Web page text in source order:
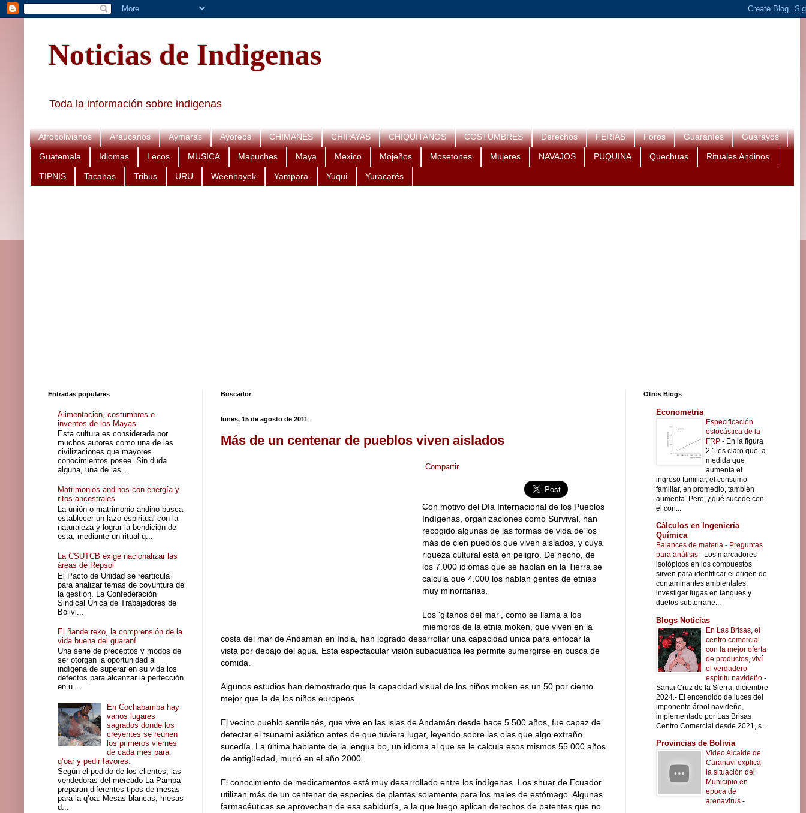
Noticias de Indigenas
Toda la información sobre indigenas
Afrobolivianos Araucanos Aymaras Ayoreos CHIMANES CHIPAYAS CHIQUITANOS COSTUMBRES Derechos FERIAS Foros Guaraníes Guarayos
Guatemala Idiomas Lecos MUSICA Mapuches Maya Mexico Mojeños Mosetones Mujeres NAVAJOS PUQUINA Quechuas Rituales Andinos
TIPNIS Tacanas Tribus URU Weenhayek Yampara Yuqui Yuracarés
Buscador
lunes, 15 de agosto de 2011
Más de un centenar de pueblos viven aislados
Compartir
Con motivo del Día Internacional de los Pueblos
Indígenas, organizaciones como Survival, han
recogido algunas de las formas de vida de los
más de cien pueblos que viven aislados, y cuya
riqueza cultural está en peligro. De hecho, de
los 7.000 idiomas que se hablan en la Tierra se
calcula que 4.000 los hablan gentes de etnias
muy minoritarias.
Los 'gitanos del mar', como se llama a los
miembros de la etnia moken, que viven en la
costa del mar de Andamán en India, han logrado desarrollar una capacidad única para enfocar la
vista por debajo del agua. Esta espectacular visión subacuática les permite sumergirse en busca de
comida.
Algunos estudios han demostrado que la capacidad visual de los niños moken es un 50 por ciento
mejor que la de los niños europeos.
El vecino pueblo sentilenés, que vive en las islas de Andamán desde hace 5.500 años, fue capaz de
detectar el tsunami asiático antes de que tuviera lugar, leyendo sobre las olas que algo extraño
sucedía. La última hablante de la lengua bo, un idioma al que se le calcula esos mismos 55.000 años
de antigüedad, murió en el año 2000.
El conocimiento de medicamentos está muy desarrollado entre los indígenas. Los shuar de Ecuador
utilizan más de un centenar de especies de plantas solamente para los males de estómago. Algunas
farmacéuticas se aprovechan de esa sabiduría, a la que luego aplican derechos de patentes que no
Entradas populares
Alimentación, costumbres e
inventos de los Mayas
Esta cultura es considerada por
muchos autores como una de las
civilizaciones que mayores
conocimientos posee. Sin duda
alguna, una de las...
Matrimonios andinos con energía y
ritos ancestrales
La unión o matrimonio andino busca
establecer un lazo espiritual con la
naturaleza y lograr la bendición de
esta, mediante un ritual q...
La CSUTCB exige nacionalizar las
áreas de Repsol
El Pacto de Unidad se rearticula
para analizar temas de coyuntura de
la gestión. La Confederación
Sindical Única de Trabajadores de
Bolivi...
El ñande reko, la comprensión de la
vida buena del guaraní
Una serie de preceptos y modos de
ser otorgan la oportunidad al
indígena de superar en su vida los
defectos para alcanzar la perfección
en u...
En Cochabamba hay
varios lugares
sagrados donde los
creyentes se reúnen
los primeros viernes
de cada mes para
q’oar y pedir favores.
Según el pedido de los clientes, las
vendedoras del mercado La Pampa
preparan diferentes tipos de mesas
para la q’oa. Mesas blancas, mesas
d...
Otros Blogs
Econometria
Especificación
estocástica de la
FRP - En la figura
2.1 es claro que, a
medida que
aumenta el
ingreso familiar, el consumo
familiar, en promedio, también
aumenta. Pero, ¿qué sucede con
el con...
Cálculos en Ingeniería
Química
Balances de materia - Preguntas
para análisis - Los marcadores
isotópicos en los compuestos
sirven para identificar el origen de
contaminantes ambientales,
investigar fugas en tanques y
duetos subterrane...
Blogs Noticias
En Las Brisas, el
centro comercial
con la mejor oferta
de productos, viví
el verdadero
espíritu navideño -
Santa Cruz de la Sierra, diciembre
2024.- El encendido de luces del
imponente árbol navideño,
implementado por Las Brisas
Centro Comercial desde 2021, s...
Provincias de Bolivia
Video Alcalde de
Caranavi explica
la situación del
Municipio en
epoca de
arenavirus -